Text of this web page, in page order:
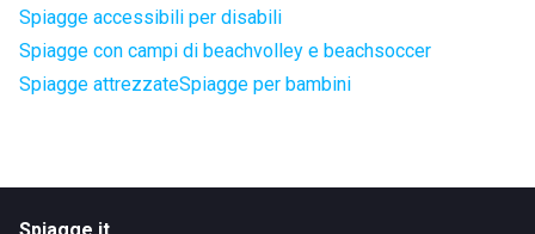
Spiagge accessibili per disabili
Spiagge con campi di beachvolley e beachsoccer
Spiagge attrezzateSpiagge per bambini